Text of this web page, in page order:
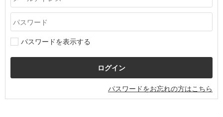
パスワードを表示する
パスワードをお忘れの方はこちら